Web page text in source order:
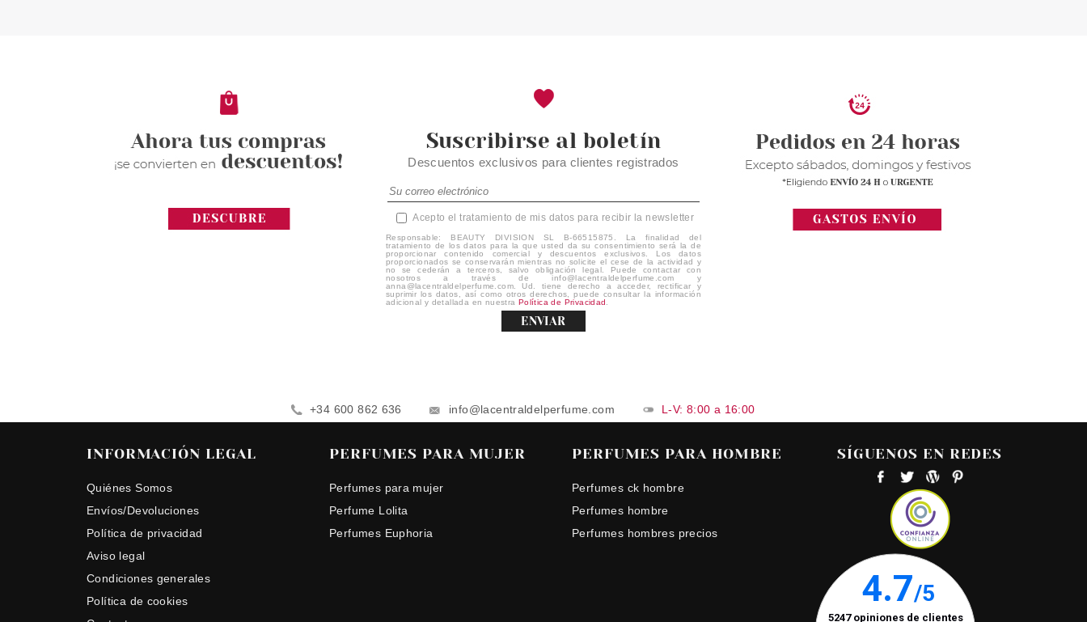
Suscribirse al boletín
Descuentos exclusivos para clientes registrados
Acepto el tratamiento de mis datos para recibir la newsletter
Responsable: BEAUTY DIVISION SL B-66515875. La finalidad del
tratamiento de los datos para la que usted da su consentimiento será la de
proporcionar contenido comercial y descuentos exclusivos. Los datos
proporcionados se conservarán mientras no solicite el cese de la actividad y
no se cederán a terceros, salvo obligación legal. Puede contactar con
nosotros a través de info@lacentraldelperfume.com y
anna@lacentraldelperfume.com. Ud. tiene derecho a acceder, rectificar y
suprimir los datos, así como otros derechos, puede consultar la información
adicional y detallada en nuestra Política de Privacidad
ENVIAR
+34 600 862 636 info@lacentraldelperfume.com L-V: 8:00 a 16:00
INFORMACIÓN LEGAL
Quiénes Somos
Envíos/Devoluciones
Política de privacidad
Aviso legal
Condiciones generales
Política de cookies
PERFUMES PARA MUJER
Perfumes para mujer
Perfume Lolita
Perfumes Euphoria
PERFUMES PARA HOMBRE
Perfumes ck hombre
Perfumes hombre
Perfumes hombres precios
SÍGUENOS EN REDES